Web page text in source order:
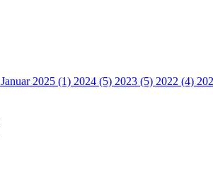
Januar 2025 (1) 2024 (5) 2023 (5) 2022 (4)